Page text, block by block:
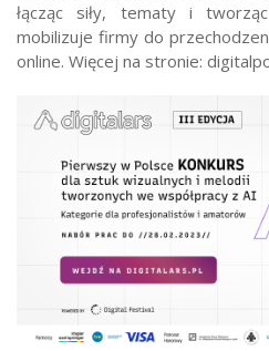
łącząc siły, tematy i
mobilizuje firmy do
online. Więcej na stronie: